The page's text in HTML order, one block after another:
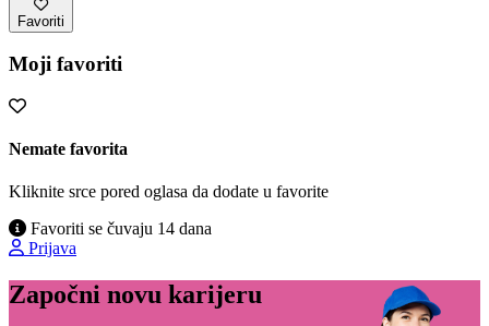
Favoriti
Moji favoriti
Nemate favorita
Kliknite srce pored oglasa da dodate u favorite
Favoriti se čuvaju 14 dana
Prijava
Započni novu karijeru